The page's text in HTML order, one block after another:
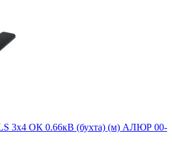
3х4 ОК 0.66кВ (бухта) (м) АЛЮР 00-